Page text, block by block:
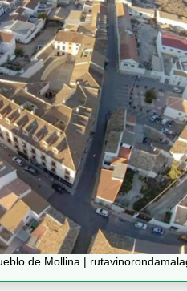
de Mollina |